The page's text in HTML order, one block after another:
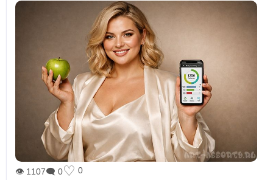
👁 1107🗨 0♡ 0